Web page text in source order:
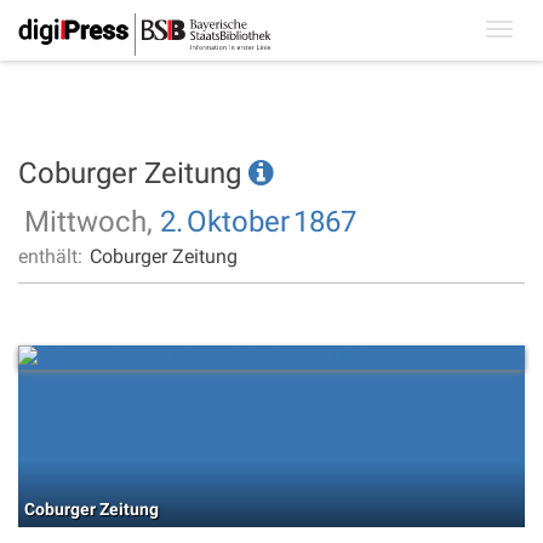
Coburger Zeitung
Mittwoch, 2.Oktober1867
enthält: Coburger Zeitung
Coburger Zeitung